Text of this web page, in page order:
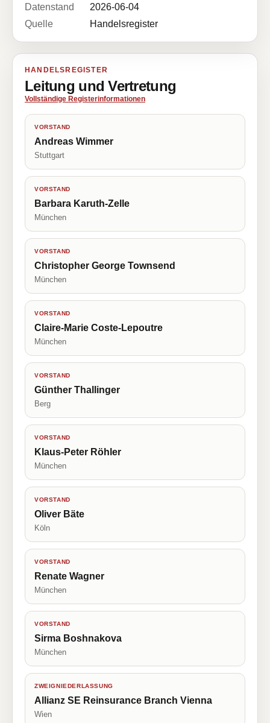
Datenstand
2026-06-04
Quelle
Handelsregister
HANDELSREGISTER
Leitung und Vertretung
Vollständige Registerinformationen
VORSTAND
Andreas Wimmer
Stuttgart
VORSTAND
Barbara Karuth-Zelle
München
VORSTAND
Christopher George Townsend
München
VORSTAND
Claire-Marie Coste-Lepoutre
München
VORSTAND
Günther Thallinger
Berg
VORSTAND
Klaus-Peter Röhler
München
VORSTAND
Oliver Bäte
Köln
VORSTAND
Renate Wagner
München
VORSTAND
Sirma Boshnakova
München
ZWEIGNIEDERLASSUNG
Allianz SE Reinsurance Branch Vienna
Wien